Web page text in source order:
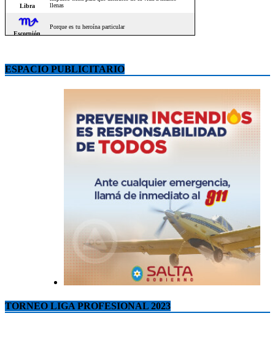
ESPACIO PUBLICITARIO
TORNEO LIGA PROFESIONAL 2023